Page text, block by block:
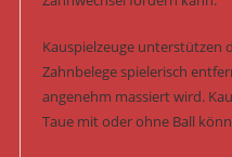
Kauspielzeuge unterstützen
Zahnbelege spielerisch
angenehm massiert wird.
Taue mit oder ohne Ball